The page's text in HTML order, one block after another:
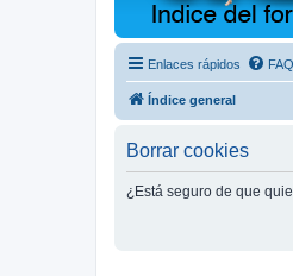
Enlaces rápidos FAQ
Índice general
Borrar cookies
¿Está seguro de que